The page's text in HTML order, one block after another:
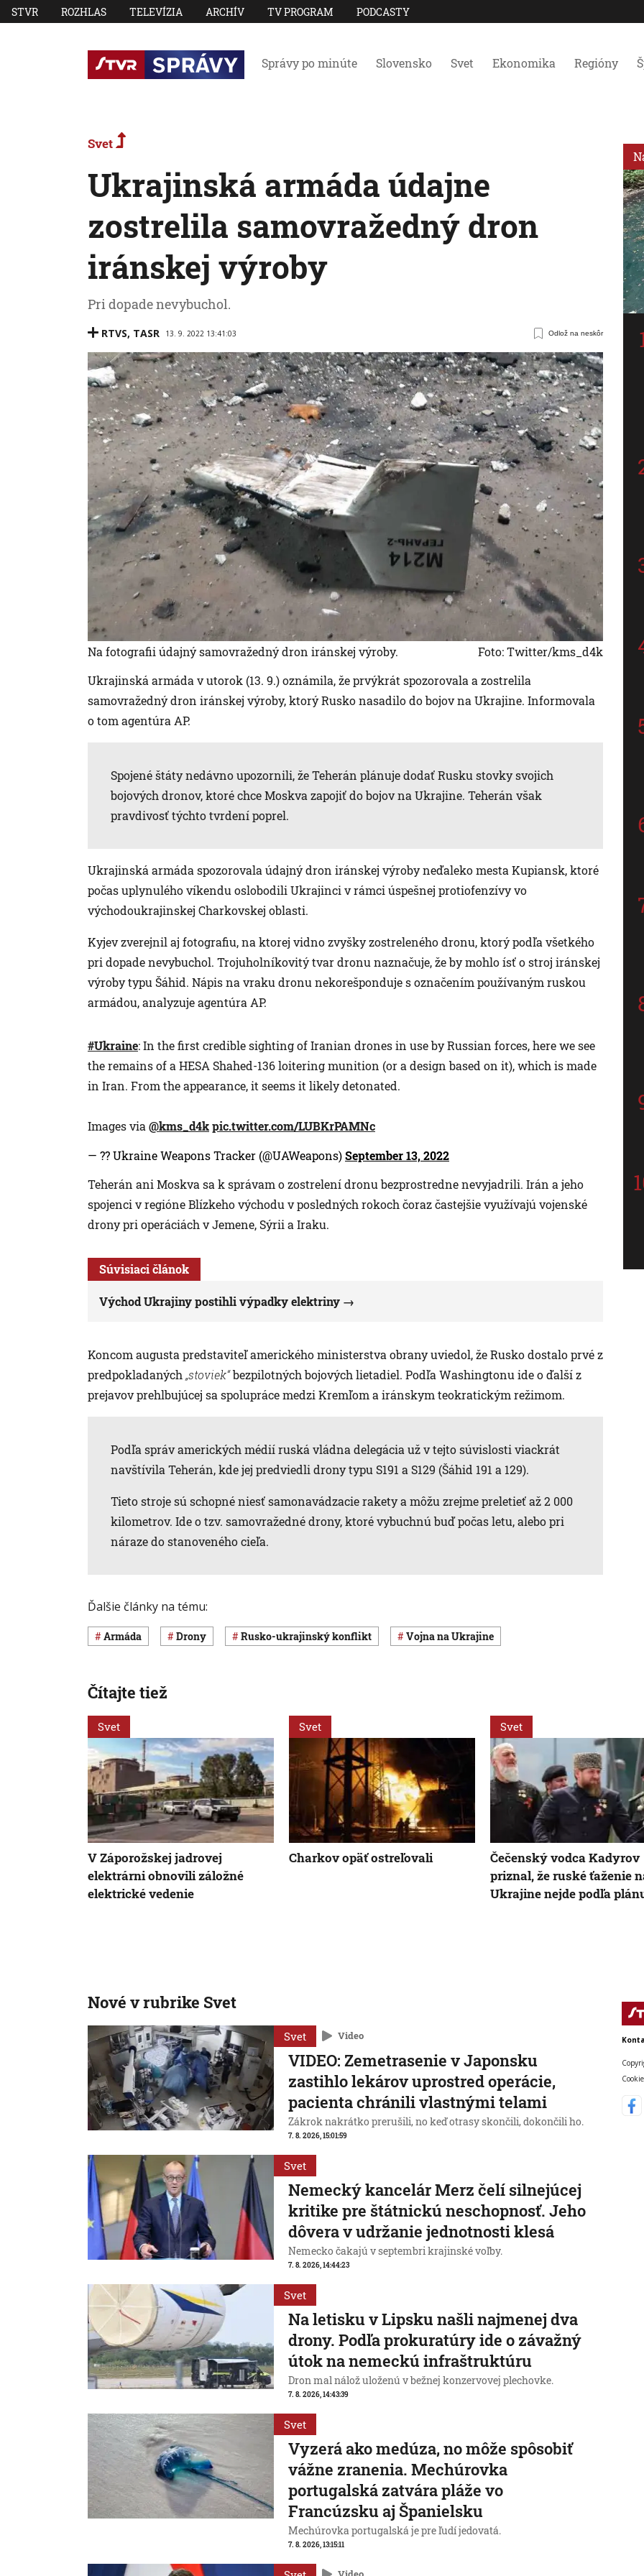
STVR ROZHLAS TELEVÍZIA ARCHÍV TV PROGRAM PODCASTY
Správy po minúte Slovensko Svet Ekonomika Regióny
Svet
Ukrajinská armáda údajne
zostrelila samovražedný dron
iránskej výroby
Pri dopade nevybuchol.
RTVS, TASR 13. 9. 2022 13:41:03 Odlož na neskôr
Na fotografii údajný samovražedný dron iránskej výroby.
Foto: Twitter/kms_d4k
Ukrajinská armáda v utorok (13. 9.) oznámila, že prvýkrát spozorovala a zostrelila
samovražedný dron iránskej výroby, ktorý Rusko nasadilo do bojov na Ukrajine. Informovala
o tom agentúra AP.
Spojené štáty nedávno upozornili, že Teherán plánuje dodať Rusku stovky svojich
bojových dronov, ktoré chce Moskva zapojiť do bojov na Ukrajine. Teherán však
pravdivosť týchto tvrdení poprel.
Ukrajinská armáda spozorovala údajný dron iránskej výroby neďaleko mesta Kupiansk, ktoré
počas uplynulého víkendu oslobodili Ukrajinci v rámci úspešnej protiofenzívy vo
východoukrajinskej Charkovskej oblasti.
Kyjev zverejnil aj fotografiu, na ktorej vidno zvyšky zostreleného dronu, ktorý podľa všetkého
pri dopade nevybuchol. Trojuholníkovitý tvar dronu naznačuje, že by mohlo ísť o stroj iránskej
výroby typu Šáhid. Nápis na vraku dronu nekorešponduje s označením používaným ruskou
armádou, analyzuje agentúra AP.
#Ukraine: In the first credible sighting of Iranian drones in use by Russian forces, here we see
the remains of a HESA Shahed-136 loitering munition (or a design based on it), which is made
in Iran. From the appearance, it seems it likely detonated.
Images via@kms_d4kpic.twitter.com/LUBKrPAMNc
— ?? Ukraine Weapons Tracker (@UAWeapons)September 13, 2022
Teherán ani Moskva sa k správam o zostrelení dronu bezprostredne nevyjadrili. Irán a jeho
spojenci v regióne Blízkeho východu v posledných rokoch čoraz častejšie využívajú vojenské
drony pri operáciách v Jemene, Sýrii a Iraku.
Súvisiaci článok
Východ Ukrajiny postihli výpadky elektriny
Koncom augusta predstaviteľ amerického ministerstva obrany uviedol, že Rusko dostalo prvé z
predpokladaných„stoviek“bezpilotných bojových lietadiel. Podľa Washingtonu ide o ďalší z
prejavov prehlbujúcej sa spolupráce medzi Kremľom a iránskym teokratickým režimom.
Podľa správ amerických médií ruská vládna delegácia už v tejto súvislosti viackrát
navštívila Teherán, kde jej predviedli drony typu S191 a S129 (Šáhid 191 a 129).
Tieto stroje sú schopné niesť samonavádzacie rakety a môžu zrejme preletieť až 2 000
kilometrov. Ide o tzv. samovražedné drony, ktoré vybuchnú buď počas letu, alebo pri
náraze do stanoveného cieľa.
Ďalšie články na tému:
armáda drony rusko-ukrajinský konflikt vojna na Ukrajine
Čítajte tiež
Svet
V Záporožskej jadrovej
elektrárni obnovili záložné
elektrické vedenie
Svet
Charkov opäť ostreľovali
Svet
Čečenský vodca Kadyrov
priznal, že ruské ťaženie
Ukrajine nejde podľa
Nové v rubrike Svet
Svet Video
VIDEO: Zemetrasenie v Japonsku
zastihlo lekárov uprostred operácie,
pacienta chránili vlastnými telami
Zákrok nakrátko prerušili, no keď otrasy skončili, dokončili ho.
7. 8. 2026, 15:01:59
Svet
Nemecký kancelár Merz čelí silnejúcej
kritike pre štátnickú neschopnosť. Jeho
dôvera v udržanie jednotnosti klesá
Nemecko čakajú v septembri krajinské voľby.
7. 8. 2026, 14:44:23
Svet
Na letisku v Lipsku našli najmenej dva
drony. Podľa prokuratúry ide o závažný
útok na nemeckú infraštruktúru
Dron mal nálož uloženú v bežnej konzervovej plechovke.
7. 8. 2026, 14:43:39
Svet
Vyzerá ako medúza, no môže spôsobiť
vážne zranenia. Mechúrovka
portugalská zatvára pláže vo
Francúzsku aj Španielsku
Mechúrovka portugalská je pre ľudí jedovatá.
7. 8. 2026, 13:15:11